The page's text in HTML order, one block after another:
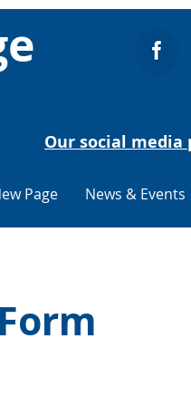
Our social media
Page News & Events